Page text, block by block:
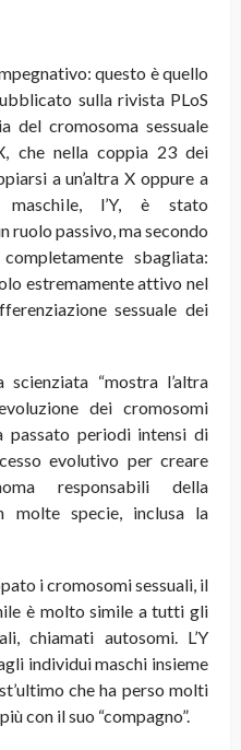
questo è quello
sulla rivista PLoS
del cromosoma sessuale
che nella coppia 23 dei
a un’altra X oppure a
maschile, l’Y, è stato
passivo, ma secondo
sbagliata:
estremamente attivo nel
sessuale dei
“mostra l’altra
dei cromosomi
passato periodi intensi di
evolutivo per creare
responsabili della
molte specie, inclusa la
i cromosomi sessuali, il
è molto simile a tutti gli
chiamati autosomi. L’Y
individui maschi insieme
che ha perso molti
con il suo “compagno”.